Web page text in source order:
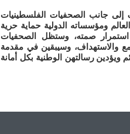
إلى جانب الصحفيات الفلسطينيات
ومؤسساته الدولية حماية حرية
صمته، وستظل الصحفيات
والاستهداف، وسيبقين في مقدمة
ويؤدين رسالتهن الوطنية بكل أمانة